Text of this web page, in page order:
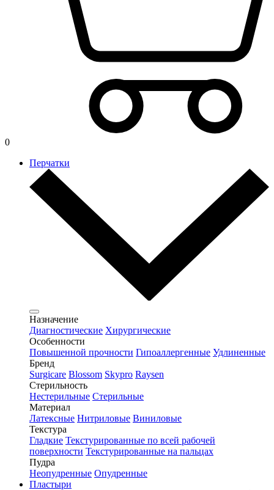
0
Перчатки
Назначение
Диагностические Хирургические
Особенности
Повышенной прочности Гипоаллергенные Удлиненные
Бренд
Surgicare Blossom Skypro Raysen
Стерильность
Нестерильные Стерильные
Материал
Латексные Нитриловые Виниловые
Текстура
Гладкие Текстурированные по всей рабочей
поверхности Текстурированные на пальцах
Пудра
Неопудренные Опудренные
Пластыри